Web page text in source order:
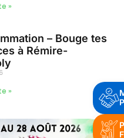
»
– Bouge tes
à Rémire-
»